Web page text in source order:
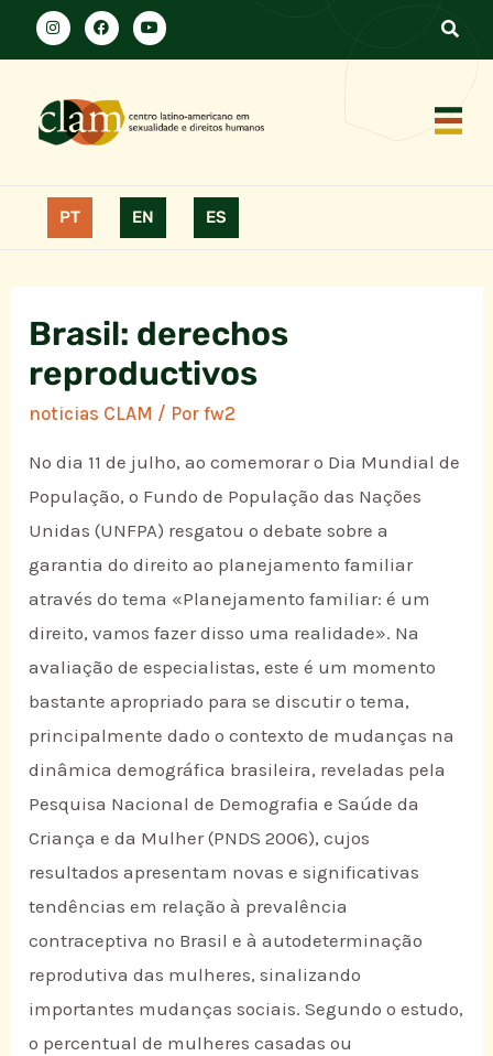
PT EN ES
Brasil: derechos
reproductivos
noticias CLAM / Porfw2
No dia 11 de julho, ao comemorar o Dia Mundial de
População, o Fundo de População das Nações
Unidas (UNFPA) resgatou o debate sobre a
garantia do direito ao planejamento familiar
através do tema «Planejamento familiar: é um
direito, vamos fazer disso uma realidade». Na
avaliação de especialistas, este é um momento
bastante apropriado para se discutir o tema,
principalmente dado o contexto de mudanças na
dinâmica demográfica brasileira, reveladas pela
Pesquisa Nacional de Demografia e Saúde da
Criança e da Mulher (PNDS 2006), cujos
resultados apresentam novas e significativas
tendências em relação à prevalência
contraceptiva no Brasil e à autodeterminação
reprodutiva das mulheres, sinalizando
importantes mudanças sociais. Segundo o estudo,
o percentual de mulheres casadas ou